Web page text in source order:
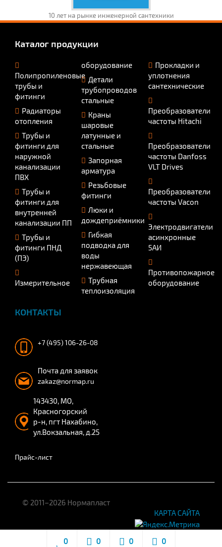
10 лет на рынке инженерной сантехники
Каталог продукции
Полипропиленовые
трубы и
фитинги
Радиаторы
отопления
Трубы и
фитинги для
наружной
канализации
ПВХ
Трубы и
фитинги для
внутренней
канализации ПП
Трубы и
фитинги ПНД
(ПЭ)
Измерительное
оборудование
Детали
трубопроводов
стальные
Краны
шаровые
латунные и
стальные
Запорная
арматура
Резьбовые
фитинги
Люки и
дождеприёмники
Гибкая
подводка для
воды
нержавеющая
Трубная
теплоизоляция
Прокладки и
уплотнения
сантехнические
Преобразователи
частоты Hitachi
Преобразователи
частоты Danfoss
VLT Drives
Преобразователи
частоты Vacon
Электродвигатели
асинхронные
5АИ
Противопожарное
оборудование
КОНТАКТЫ
+7 (495) 106-26-08
Почта для заявок
zakaz@normap.ru
143430, МО,
Красногорский
р-н, пгт Нахабино,
ул.Вокзальная, д.25
Прайс-лист
© 2011–2026 Нормапласт
КАРТА САЙТА
0 0 0 0